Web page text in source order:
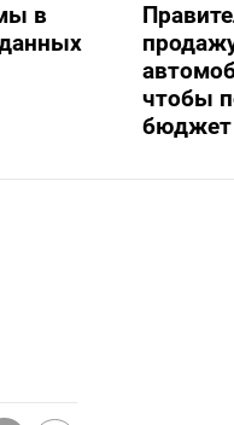
в
чтобы
бюджет